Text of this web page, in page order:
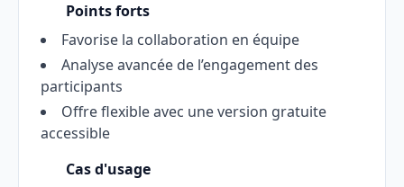
Points forts
Favorise la collaboration en équipe
Analyse avancée de l’engagement des
participants
Offre flexible avec une version gratuite
accessible
Cas d'usage